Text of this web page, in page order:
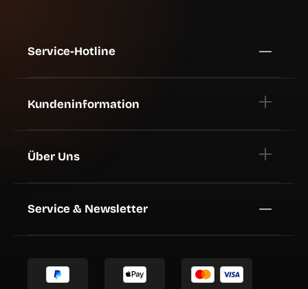
Service-Hotline
Kundeninformation
Über Uns
Service & Newsletter